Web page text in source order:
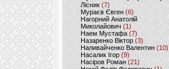
Лісник (7)
Мураєв Євген(6)
Нагорний Анатолій
Миколайович (1)
Наем Мустафа (7)
Назаренко Віктор (3)
Наливайченко Валентин (10)
Насалик Ігор(9)
Насіров Роман (21)